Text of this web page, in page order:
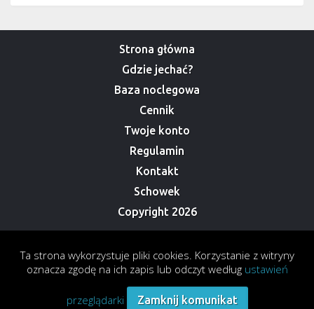
Strona główna
Gdzie jechać?
Baza noclegowa
Cennik
Twoje konto
Regulamin
Kontakt
Schowek
Copyright 2026
Ta strona wykorzystuje pliki cookies. Korzystanie z witryny
oznacza zgodę na ich zapis lub odczyt według ustawień
przeglądarki Zamknij komunikat